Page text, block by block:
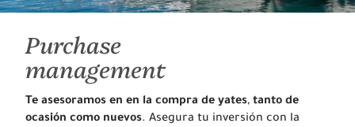
Purchase
management
Te asesoramos en en la compra de yates, tanto de
ocasión como nuevos. Asegura tu inversión con la